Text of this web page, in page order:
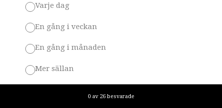
Varje dag
En gång i veckan
En gång i månaden
Mer sällan
Aktuellt förlopp,
0 av 26 besvarade